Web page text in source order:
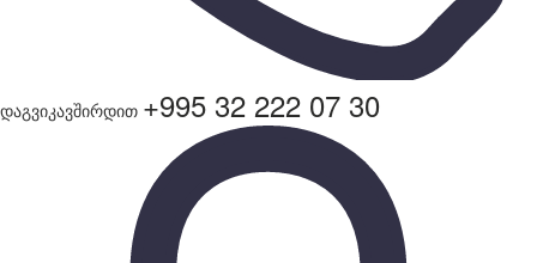
დაგვიკავშირდით +995 32 222 07 30